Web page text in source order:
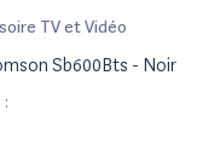
TV et Vidéo
Sb600Bts - Noir
: